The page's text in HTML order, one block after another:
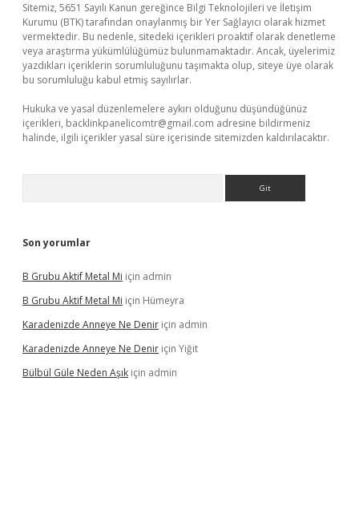
Sitemiz, 5651 Sayılı Kanun gereğince Bilgi Teknolojileri ve İletişim
Kurumu (BTK) tarafından onaylanmış bir Yer Sağlayıcı olarak hizmet
vermektedir. Bu nedenle, sitedeki içerikleri proaktif olarak denetleme
veya araştırma yükümlülüğümüz bulunmamaktadır. Ancak, üyelerimiz
yazdıkları içeriklerin sorumluluğunu taşımakta olup, siteye üye olarak
bu sorumluluğu kabul etmiş sayılırlar.
Hukuka ve yasal düzenlemelere aykırı olduğunu düşündüğünüz
içerikleri, backlinkpanelicomtr@gmail.com adresine bildirmeniz
halinde, ilgili içerikler yasal süre içerisinde sitemizden kaldırılacaktır.
Son yorumlar
B Grubu Aktif Metal Mi için admin
B Grubu Aktif Metal Mi için Hümeyra
Karadenizde Anneye Ne Denir için admin
Karadenizde Anneye Ne Denir için Yiğit
Bülbül Güle Neden Aşık için admin